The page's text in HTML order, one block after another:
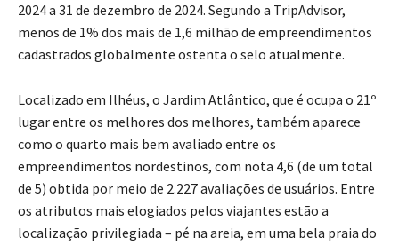
2024 a 31 de dezembro de 2024. Segundo a TripAdvisor,
menos de 1% dos mais de 1,6 milhão de empreendimentos
cadastrados globalmente ostenta o selo atualmente.
Localizado em Ilhéus, o Jardim Atlântico, que é ocupa o 21º
lugar entre os melhores dos melhores, também aparece
como o quarto mais bem avaliado entre os
empreendimentos nordestinos, com nota 4,6 (de um total
de 5) obtida por meio de 2.227 avaliações de usuários. Entre
os atributos mais elogiados pelos viajantes estão a
localização privilegiada – pé na areia, em uma bela praia do